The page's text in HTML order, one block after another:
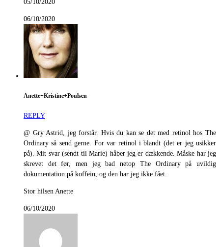
05/10/2020
06/10/2020
Anette+Kristine+Poulsen
REPLY
@ Gry Astrid, jeg forstår. Hvis du kan se det med retinol hos The
Ordinary så send gerne. For var retinol i blandt (det er jeg usikker
på). Mit svar (sendt til Marie) håber jeg er dækkende. Måske har jeg
skrevet det før, men jeg bad netop The Ordinary på uvildig
dokumentation på koffein, og den har jeg ikke fået.
Stor hilsen Anette
06/10/2020